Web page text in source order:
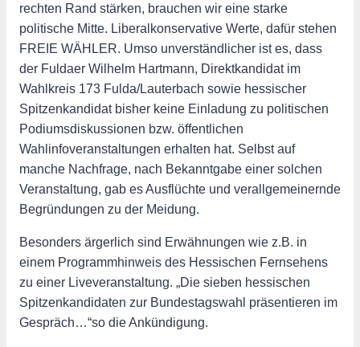
rechten Rand stärken, brauchen wir eine starke
politische Mitte. Liberalkonservative Werte, dafür stehen
FREIE WÄHLER. Umso unverständlicher ist es, dass
der Fuldaer Wilhelm Hartmann, Direktkandidat im
Wahlkreis 173 Fulda/Lauterbach sowie hessischer
Spitzenkandidat bisher keine Einladung zu politischen
Podiumsdiskussionen bzw. öffentlichen
Wahlinfoveranstaltungen erhalten hat. Selbst auf
manche Nachfrage, nach Bekanntgabe einer solchen
Veranstaltung, gab es Ausflüchte und verallgemeinernde
Begründungen zu der Meidung.
Besonders ärgerlich sind Erwähnungen wie z.B. in
einem Programmhinweis des Hessischen Fernsehens
zu einer Liveveranstaltung. „Die sieben hessischen
Spitzenkandidaten zur Bundestagswahl präsentieren im
Gespräch…“so die Ankündigung.